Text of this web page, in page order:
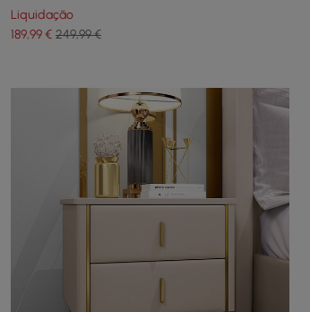
Liquidação
189,99€ 249,99 €